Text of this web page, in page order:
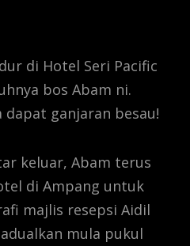
di Hotel Seri Pacific
bos Abam ni.
ganjaran besau!
keluar, Abam terus
di Ampang untuk
majlis resepsi Aidil
mula pukul